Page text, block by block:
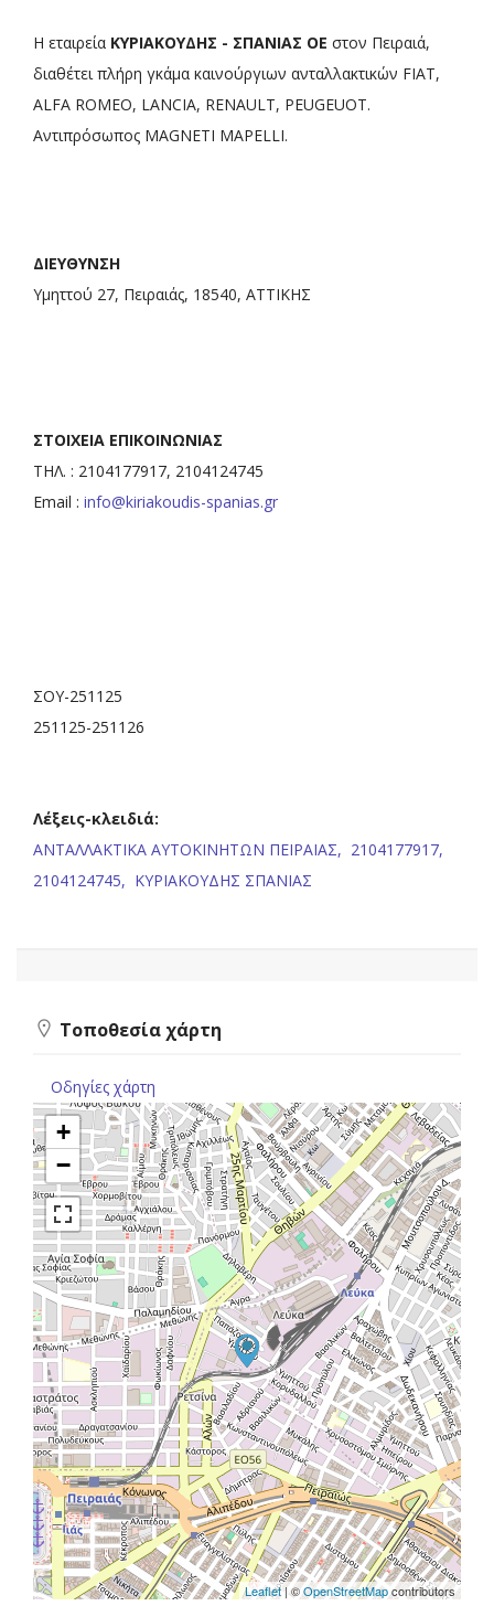
Η εταιρεία ΚΥΡΙΑΚΟΥΔΗΣ - ΣΠΑΝΙΑΣ ΟΕ στον Πειραιά,
διαθέτει πλήρη γκάμα καινούργιων ανταλλακτικών FIAT,
ALFA ROMEO, LANCIA, RENAULT, PEUGEUOT.
Αντιπρόσωπος MAGNETI MAPELLI.
ΔΙΕΥΘΥΝΣΗ
Υμηττού 27, Πειραιάς, 18540, ΑΤΤΙΚΗΣ
ΣΤΟΙΧΕΙΑ ΕΠΙΚΟΙΝΩΝΙΑΣ
ΤΗΛ. : 2104177917, 2104124745
Email : info@kiriakoudis-spanias.gr
ΣΟΥ-251125
251125-251126
Λέξεις-κλειδιά:
ΑΝΤΑΛΛΑΚΤΙΚΑ ΑΥΤΟΚΙΝΗΤΩΝ ΠΕΙΡΑΙΑΣ, 2104177917,
2104124745, ΚΥΡΙΑΚΟΥΔΗΣ ΣΠΑΝΙΑΣ
Τοποθεσία χάρτη
Οδηγίες χάρτη
+
−
Leaflet| ©OpenStreetMapcontributors